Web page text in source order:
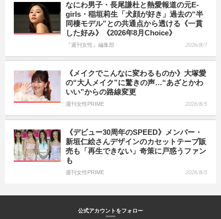
なにわ男子・長尾謙杜と熱愛報道の元E-
girls・稲垣莉生「犬顔が好き」過去の“半
同棲モデル”との共通点から透ける《一貫
した好み》《2026年8月Choice》
『週刊女性』編集部 2026/8/7
《メイクでこんなに変わるものか》大塚愛
の“大人メイク”に驚きの声…“あざとかわ
いい”からの路線変更
週刊女性PRIME 2026/8/5
《デビュー30周年のSPEED》メンバー・
新垣仁絵さんデザインのカセットテープ販
売も「再生できない」奇策に戸惑うファン
も
週刊女性PRIME 2026/8/5
公式アカウントをフォロー